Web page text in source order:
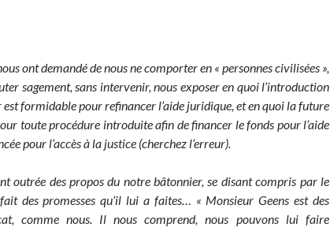
ont demandé de nous ne comporter en « personnes civilisées »,
sagement, sans intervenir, nous exposer en quoi l’introduction
formidable pour refinancer l’aide juridique, et en quoi la future
toute procédure introduite afin de financer le fonds pour l’aide
pour l’accès à la justice (cherchez l’erreur).
outrée des propos du notre bâtonnier, se disant compris par le
des promesses qu’il lui a faites… « Monsieur Geens est des
comme nous. Il nous comprend, nous pouvons lui faire